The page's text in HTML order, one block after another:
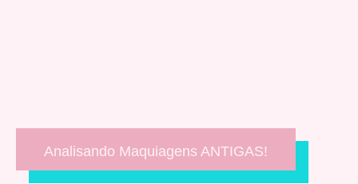
Analisando Maquiagens ANTIGAS!